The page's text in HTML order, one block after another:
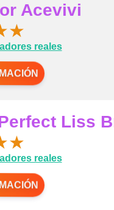
Acevivi
★
reales
Liss
★
reales